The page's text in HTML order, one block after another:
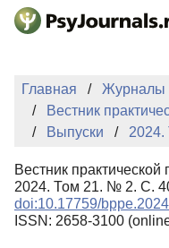
Перейти к основному
Регистрация
Главная
Журналы
Вестник
Выпуски
Вестник
2024. Том 21. № 2. С.
doi:10.17759/
ISSN: 2658-3100